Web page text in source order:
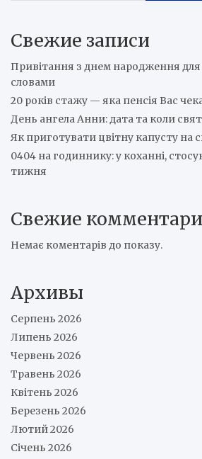
Свежие записи
Привітання з днем народження для
словами
20 років стажу — яка пенсія Вас
День ангела Анни: дата та коли
Як приготувати цвітну капусту на
0404 на годиннику: у коханні,
тижня
Свежие
Немає коментарів до показу.
Архивы
Серпень 2026
Липень 2026
Червень 2026
Травень 2026
Квітень 2026
Березень 2026
Лютий 2026
Січень 2026